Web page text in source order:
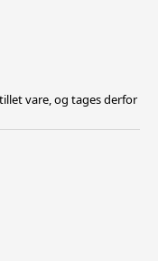
vare, og tages derfor